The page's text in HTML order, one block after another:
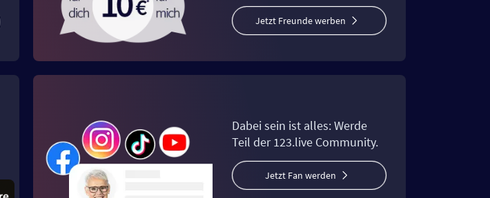
Jetzt Freunde werben
Dabei sein ist alles: Werde
Teil der 123.live Community.
Jetzt Fan werden